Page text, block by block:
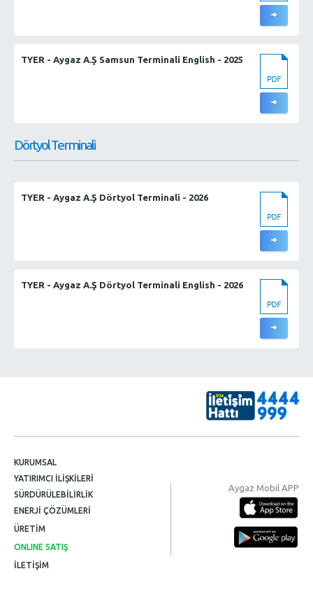
TYER - Aygaz A.Ş Samsun Terminali English - 2025
Dörtyol Terminali
TYER - Aygaz A.Ş Dörtyol Terminali - 2026
TYER - Aygaz A.Ş Dörtyol Terminali English - 2026
KURUMSAL
YATIRIMCI İLİŞKİLERİ
SÜRDÜRÜLEBİLİRLİK
ENERJİ ÇÖZÜMLERİ
ÜRETİM
ONLINE SATIŞ
İLETİŞİM
Aygaz Mobil APP